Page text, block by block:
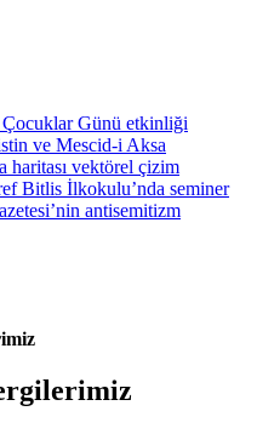
Günü etkinliği
ve Mescid-i Aksa
haritası vektörel çizim
Bitlis İlkokulu’nda seminer
antisemitizm